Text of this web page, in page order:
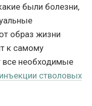
были болезни,
образ жизни
к самому
все необходимые
инъекции стволовых